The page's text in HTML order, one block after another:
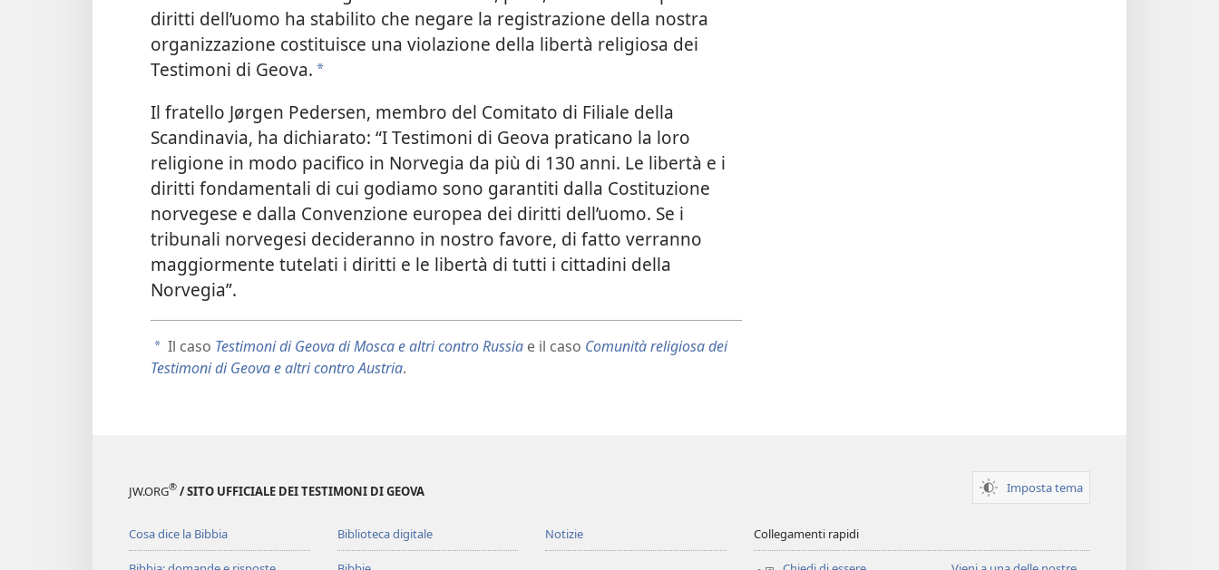
diritti dell’uomo ha stabilito che negare la registrazione della nostra
organizzazione costituisce una violazione della libertà religiosa dei
Testimoni di Geova. a
Il fratello Jørgen Pedersen, membro del Comitato di Filiale della
Scandinavia, ha dichiarato: “I Testimoni di Geova praticano la loro
religione in modo pacifico in Norvegia da più di 130 anni. Le libertà e i
diritti fondamentali di cui godiamo sono garantiti dalla Costituzione
norvegese e dalla Convenzione europea dei diritti dell’uomo. Se i
tribunali norvegesi decideranno in nostro favore, di fatto verranno
maggiormente tutelati i diritti e le libertà di tutti i cittadini della
Norvegia”.
a Il caso Testimoni di Geova di Mosca e altri contro Russia e il caso Comunità religiosa dei
Testimoni di Geova e altri contro Austria.
JW.ORG® / SITO UFFICIALE DEI TESTIMONI DI GEOVA Imposta tema
Cosa dice la Bibbia Biblioteca digitale Notizie Collegamenti rapidi